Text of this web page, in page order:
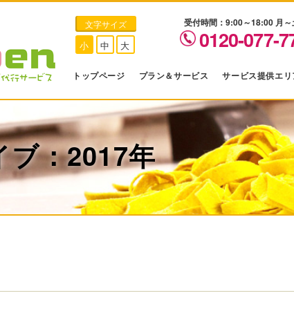
文字サイズ
小 中 大
受付時間：9:00～18:00 月～
0120-077-
トップページ プラン＆サービス サービス提供エリ
ブ：2017年